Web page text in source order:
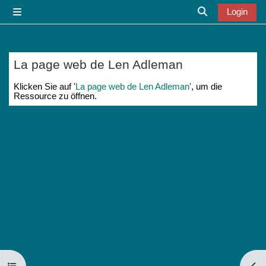
Sucheingabe
Login
La page web de Len Adleman
Abschlussbedingungen
Klicken Sie auf ' La page web de Len Adleman', um die
Ressource zu öffnen.